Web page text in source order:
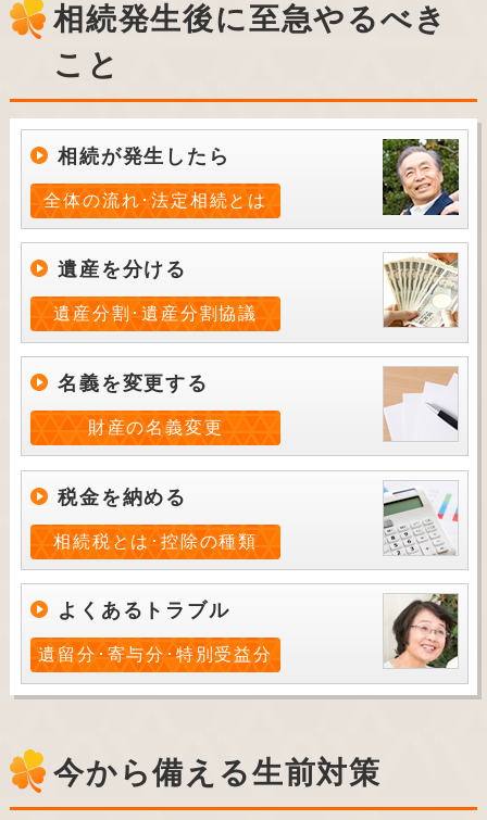
相続発生後に至急やるべき
こと
相続が発生したら
全体の流れ･法定相続とは
遺産を分ける
遺産分割･遺産分割協議
名義を変更する
財産の名義変更
税金を納める
相続税とは･控除の種類
よくあるトラブル
遺留分･寄与分･特別受益分
今から備える生前対策